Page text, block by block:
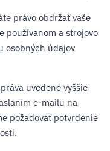
právo obdržať vaše
používanom a strojovo
osobných údajov
uvedené vyššie
e-mailu na
požadovať potvrdenie